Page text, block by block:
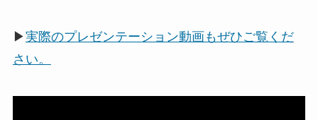
▶実際のプレゼンテーション動画もぜひご覧くだ
さい。